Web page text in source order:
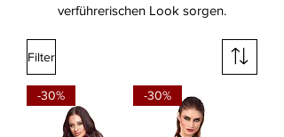
verführerischen Look sorgen.
Filter
-30% -30%